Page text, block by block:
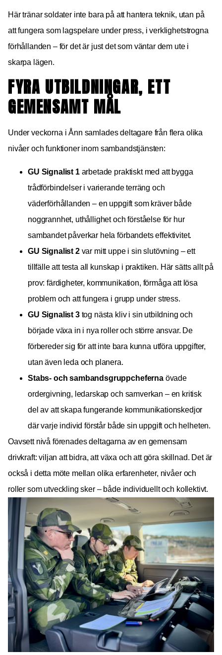
Här tränar soldater inte bara på att hantera teknik, utan på
att fungera som lagspelare under press, i verklighetstrogna
förhållanden – för det är just det som väntar dem ute i
skarpa lägen.
FYRA UTBILDNINGAR, ETT
GEMENSAMT MÅL
Under veckorna i Ånn samlades deltagare från flera olika
nivåer och funktioner inom sambandstjänsten:
GU Signalist 1arbetade praktiskt med att bygga
trådförbindelser i varierande terräng och
väderförhållanden – en uppgift som kräver både
noggrannhet, uthållighet och förståelse för hur
sambandet påverkar hela förbandets effektivitet.
GU Signalist 2var mitt uppe i sin slutövning – ett
tillfälle att testa all kunskap i praktiken. Här sätts allt på
prov: färdigheter, kommunikation, förmåga att lösa
problem och att fungera i grupp under stress.
GU Signalist 3tog nästa kliv i sin utbildning och
började växa in i nya roller och större ansvar. De
förbereder sig för att inte bara kunna utföra uppgifter,
utan även leda och planera.
Stabs- och sambandsgruppchefernaövade
ordergivning, ledarskap och samverkan – en kritisk
del av att skapa fungerande kommunikationskedjor
där varje individ förstår både sin uppgift och helheten.
Oavsett nivå förenades deltagarna av en gemensam
drivkraft: viljan att bidra, att växa och att göra skillnad. Det är
också i detta möte mellan olika erfarenheter, nivåer och
roller som utveckling sker – både individuellt och kollektivt.